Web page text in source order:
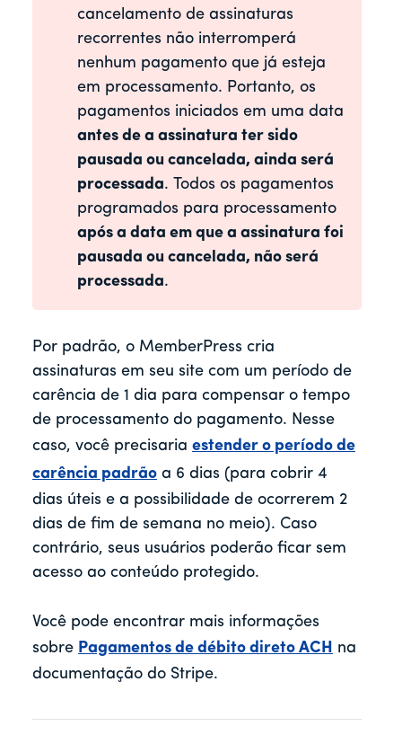
cancelamento de assinaturas
recorrentes não interromperá
nenhum pagamento que já esteja
em processamento. Portanto, os
pagamentos iniciados em uma data
antes de a assinatura ter sido
pausada ou cancelada, ainda será
processada. Todos os pagamentos
programados para processamento
após a data em que a assinatura foi
pausada ou cancelada, não será
processada.
Por padrão, o MemberPress cria
assinaturas em seu site com um período de
carência de 1 dia para compensar o tempo
de processamento do pagamento. Nesse
caso, você precisaria estender o período de
carência padrão a 6 dias (para cobrir 4
dias úteis e a possibilidade de ocorrerem 2
dias de fim de semana no meio). Caso
contrário, seus usuários poderão ficar sem
acesso ao conteúdo protegido.
Você pode encontrar mais informações
sobre Pagamentos de débito direto ACH na
documentação do Stripe.